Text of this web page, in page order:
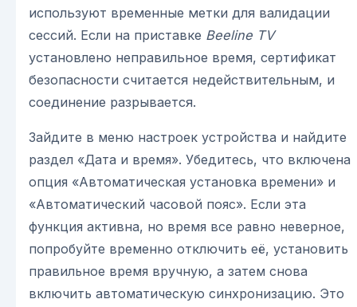
используют временные метки для валидации
сессий. Если на приставке Beeline TV
установлено неправильное время, сертификат
безопасности считается недействительным, и
соединение разрывается.
Зайдите в меню настроек устройства и найдите
раздел «Дата и время». Убедитесь, что включена
опция «Автоматическая установка времени» и
«Автоматический часовой пояс». Если эта
функция активна, но время все равно неверное,
попробуйте временно отключить её, установить
правильное время вручную, а затем снова
включить автоматическую синхронизацию. Это